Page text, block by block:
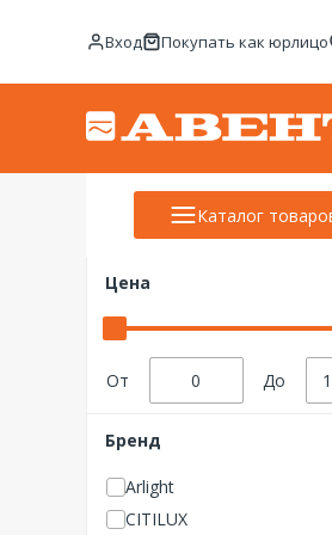
Вход Покупать как юрлицо
Каталог
Цена
От До
Бренд
Arlight
CITILUX